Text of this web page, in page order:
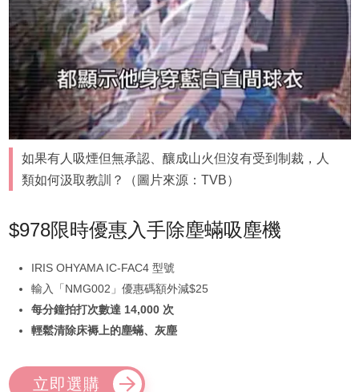
如果有人吸煙但無承認、釀成山火但沒有受到制裁，人
類如何汲取教訓？（圖片來源：TVB）
$978限時優惠入手除塵蟎吸塵機
IRIS OHYAMA IC-FAC4 型號
輸入「NMG002」優惠碼額外減$25
每分鐘拍打次數達 14,000 次
輕鬆清除床褥上的塵蟎、灰塵
立即選購